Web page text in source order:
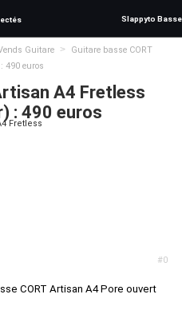
Slappyto Basse
Guitare >
Guitare basse CORT
490 euros
A4 Fretless
: 490 euros
Fretless
#0
CORT Artisan A4 Pore ouvert